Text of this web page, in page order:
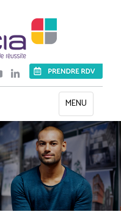
Toggle
navigation
MENU